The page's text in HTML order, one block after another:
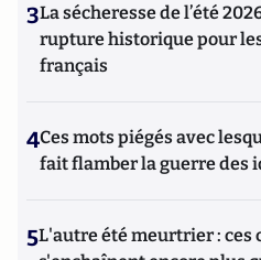
3La sécheresse de l’été
rupture historique pour
français
4Ces mots piégés avec
fait flamber la guerre des
5L'autre été meurtrier : ces